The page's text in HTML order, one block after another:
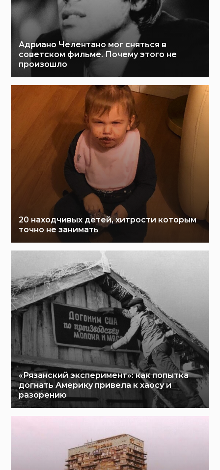
Адриано Челентано мог сняться в
советском фильме. Почему этого не
произошло
20 находчивых детей, хитрости которым
точно не занимать
«Рязанский эксперимент»: как попытка
догнать Америку привела к хаосу и
разорению